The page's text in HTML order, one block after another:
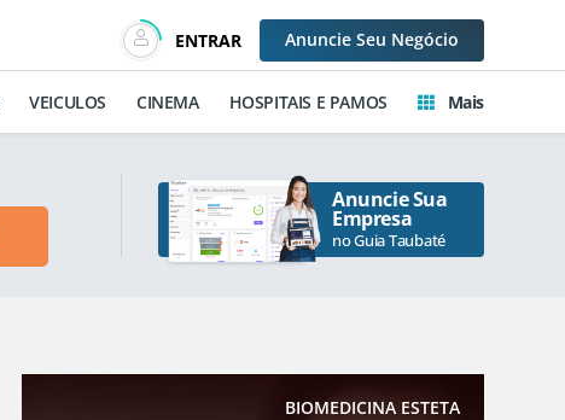
ENTRAR Anuncie Seu Negócio
VEICULOS CINEMA HOSPITAIS E PAMOS Mais
Anuncie Sua
Empresa
no Guia Taubaté
BIOMEDICINA ESTETA